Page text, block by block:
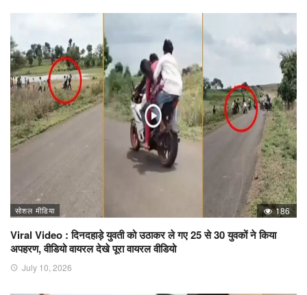
सोशल मीडिया 186
Viral Video : दिनदहाड़े युवती को उठाकर ले गए 25 से 30 युवकों ने किया
अपहरण, वीडियो वायरल देखे पूरा वायरल वीडियो
July 10, 2026